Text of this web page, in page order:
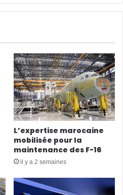
L’expertise marocaine
mobilisée pour la
maintenance des F-16
il y a 2 semaines